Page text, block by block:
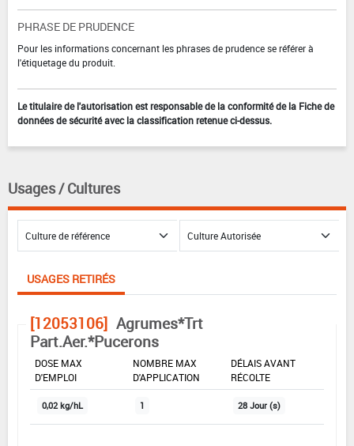
PHRASE DE PRUDENCE
Pour les informations concernant les phrases de prudence se référer à
l'étiquetage du produit.
Le titulaire de l'autorisation est responsable de la conformité de la Fiche de
données de sécurité avec la classification retenue ci-dessus.
Usages / Cultures
USAGES RETIRÉS
[12053106] Agrumes*Trt
Part.Aer.*Pucerons
DOSE MAX
D'EMPLOI
NOMBRE MAX
D'APPLICATION
DÉLAIS AVANT
RÉCOLTE
0,02 kg/hL 1 28 Jour (s)